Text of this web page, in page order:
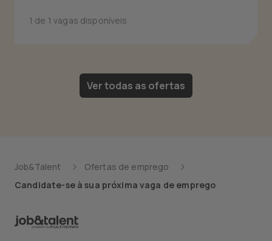
1 de 1 vagas disponíveis
Ver todas as ofertas
Job&Talent
Ofertas de emprego
Candidate-se à sua próxima vaga de emprego